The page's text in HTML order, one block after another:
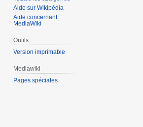
Aide sur Wikipédia
Aide concernant
MediaWiki
Outils
Version imprimable
Mediawiki
Pages spéciales